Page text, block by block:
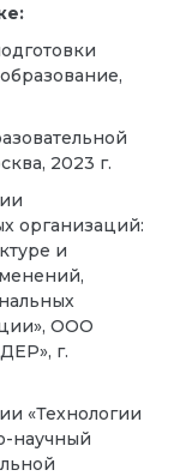
2023 г.
организаций:
и
ООО
г.
«Технологии
научный